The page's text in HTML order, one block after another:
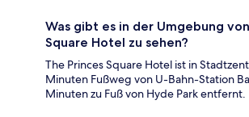
Was gibt es in der Umgebung
Square Hotel zu sehen?
The Princes Square Hotel ist in
Minuten Fußweg von U-Bahn-Station
Minuten zu Fuß von Hyde Park entfernt.